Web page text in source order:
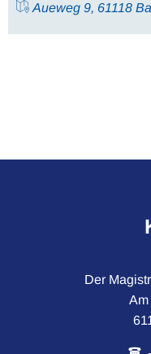
Aueweg 9, 61118
Der
Am